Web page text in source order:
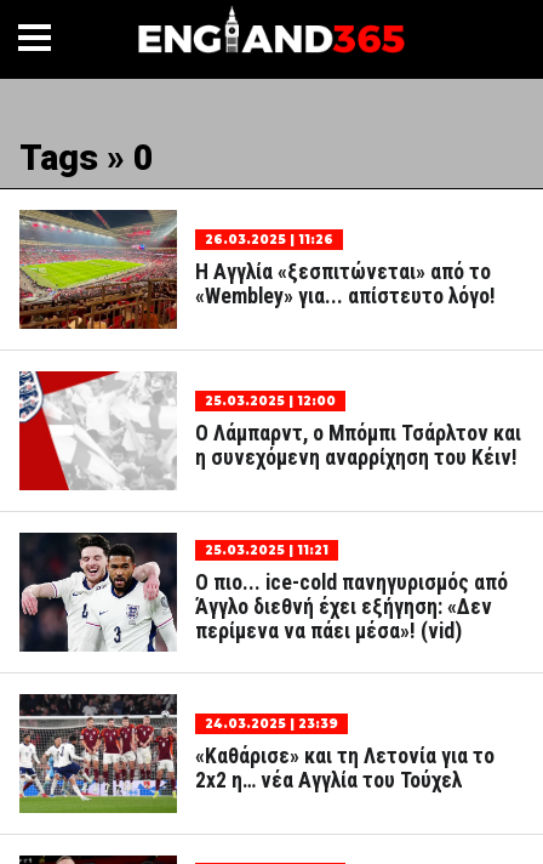
Tags » 0
26.03.2025 | 11:26
Η Αγγλία «ξεσπιτώνεται» από το
«Wembley» για... απίστευτο λόγο!
25.03.2025 | 12:00
Ο Λάμπαρντ, ο Μπόμπι Τσάρλτον και
η συνεχόμενη αναρρίχηση του Κέιν!
25.03.2025 | 11:21
Ο πιο... ice-cold πανηγυρισμός από
Άγγλο διεθνή έχει εξήγηση: «Δεν
περίμενα να πάει μέσα»! (vid)
24.03.2025 | 23:39
«Καθάρισε» και τη Λετονία για το
2x2 η… νέα Αγγλία του Τούχελ